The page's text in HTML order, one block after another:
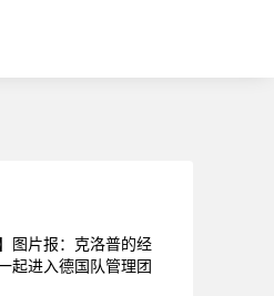
图片报：克洛普的经
起进入德国队管理团